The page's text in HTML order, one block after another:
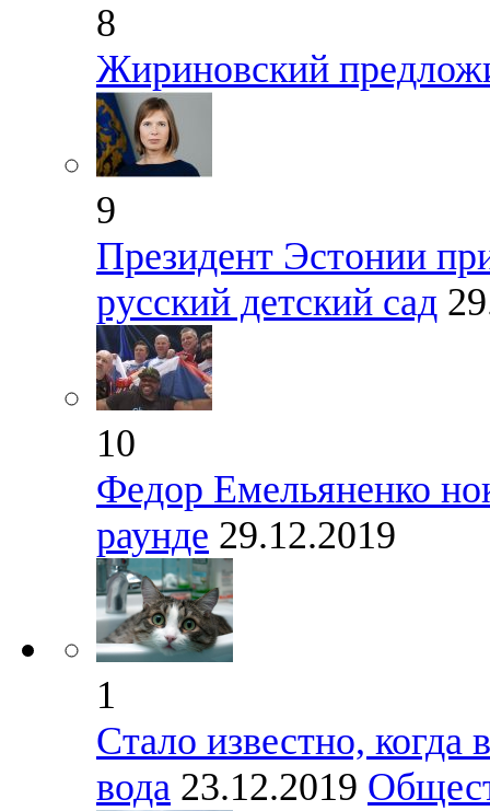
8
Жириновский
9
Президент Эстонии
русский детский сад
10
Федор Емельяненко
раунде 29.12.2019
1
Стало известно, когда
вода 23.12.2019